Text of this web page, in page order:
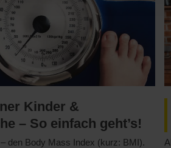
Kinder &
– So einfach geht’s!
den Body Mass Index (kurz: BMI).